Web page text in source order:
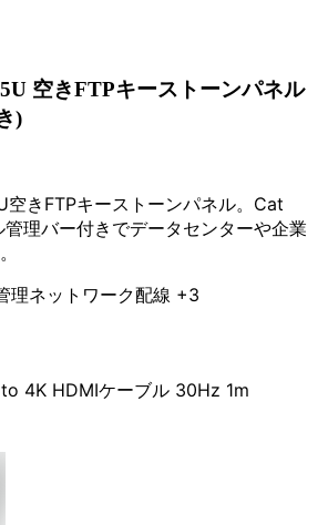
空きFTPキーストーンパネル
)
きFTPキーストーンパネル。Cat
理バー付きでデータセンターや企業
理ネットワーク配線 +3
4K HDMIケーブル 30Hz 1m